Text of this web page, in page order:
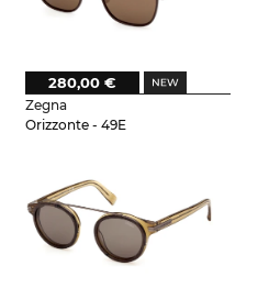
Zegna
Orizzonte - 49E
280,00 €